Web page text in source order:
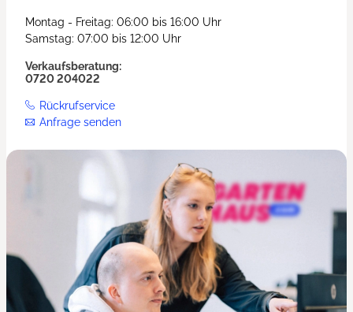
Montag - Freitag: 06:00 bis 16:00 Uhr
Samstag: 07:00 bis 12:00 Uhr
Verkaufsberatung:
0720 204022
Rückrufservice
Anfrage senden